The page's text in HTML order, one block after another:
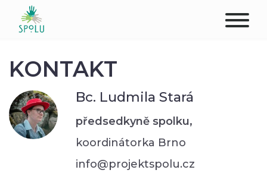
PODPOŘTE NÁS
PŮSOBIŠTĚ
KONTAKT
Bc. Ludmila Stará
předsedkyně spolku,
koordinátorka Brno
info@projektspolu.cz